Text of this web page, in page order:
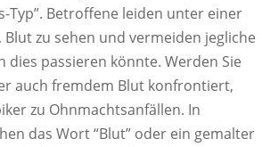
Typ”. Betroffene leiden unter einer
zu sehen und vermeiden jegliche
dies passieren könnte. Werden Sie
auch fremdem Blut konfrontiert,
zu Ohnmachtsanfällen. In
das Wort “Blut” oder ein gemalter